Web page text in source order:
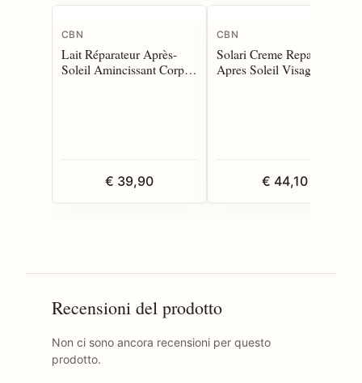
CBN
Lait Réparateur Après-
Soleil Amincissant Corps
€ 39,90
CBN
Solari Creme Reparatrice
Apres Soleil Visage 50 ml
€ 44,10
Recensioni del prodotto
Non ci sono ancora recensioni per questo
prodotto.